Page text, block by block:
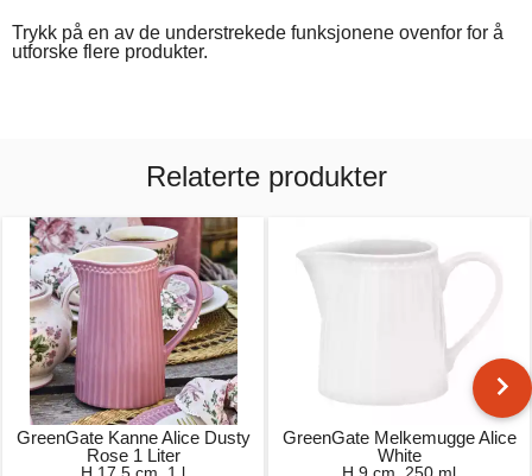
Trykk på en av de understrekede funksjonene ovenfor for å
utforske flere produkter.
Relaterte produkter
GreenGate Kanne Alice Dusty
Rose 1 Liter
GreenGate Melkemugge Alice
White